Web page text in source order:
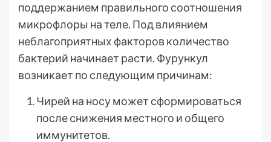
поддержанием правильного соотношения
микрофлоры на теле. Под влиянием
неблагоприятных факторов количество
бактерий начинает расти. Фурункул
возникает по следующим причинам:
Чирей на носу может сформироваться
после снижения местного и общего
иммунитетов.